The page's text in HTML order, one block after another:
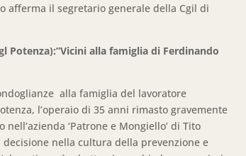
afferma il segretario generale della Cgil di
Potenza):”Vicini alla famiglia di Ferdinando
alla famiglia del lavoratore
l’operaio di 35 anni rimasto gravemente
‘Patrone e Mongiello’ di Tito
nella cultura della prevenzione e